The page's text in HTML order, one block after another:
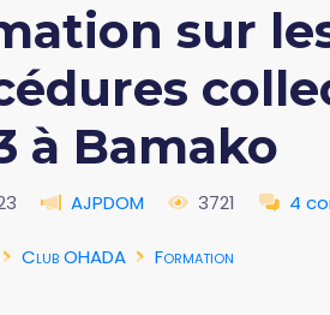
sur
à Bamako
AJPDOM 3721 4
Club OHADA Formation